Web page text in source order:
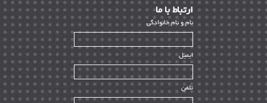
پتروشیمی | ۱۴
بازرسی و QC | ۱۵
HSE | ۳۹
ساخت و نصب | ۱۲
راه اندازی | ۹
سازندگان و تامین کنندگان | ۱۰
ارﺗﺒﺎط ﺑﺎ ما
ﻧﺎم و ﻧﺎم ﺧﺎﻧﻮادﮔﻰ
ایمیل
تلفن